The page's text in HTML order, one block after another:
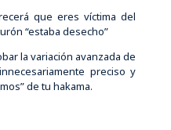
que eres víctima del
“estaba desecho”
la variación avanzada de
preciso y
de tu hakama.